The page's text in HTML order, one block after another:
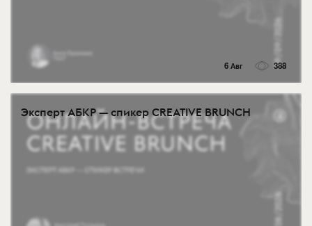
6 Авг 388
Эксперт АБКР — спикер CREATIVE BRUNCH